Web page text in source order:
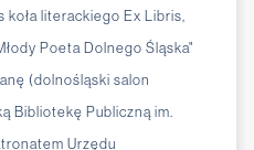
koła literackiego Ex Libris,
Poeta Dolnego Śląska"
(dolnośląski salon
Bibliotekę Publiczną im.
Urzędu